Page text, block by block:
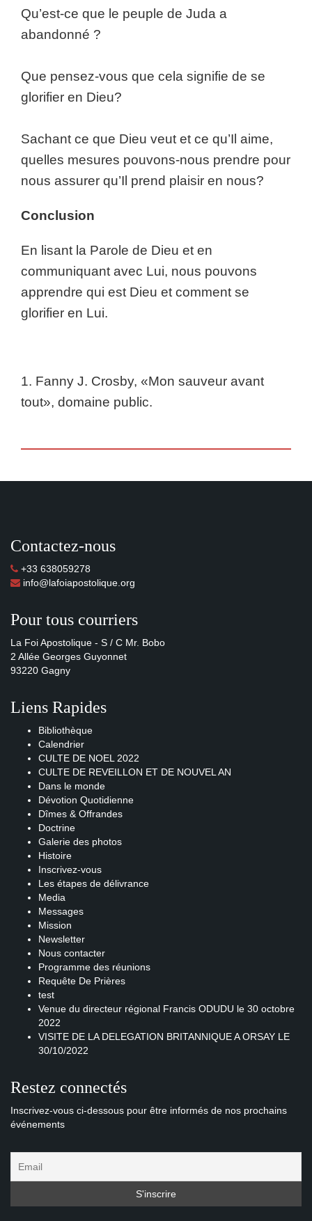
Qu’est-ce que le peuple de Juda a
abandonné ?
Que pensez-vous que cela signifie de se
glorifier en Dieu?
Sachant ce que Dieu veut et ce qu’Il aime,
quelles mesures pouvons-nous prendre pour
nous assurer qu’Il prend plaisir en nous?
Conclusion
En lisant la Parole de Dieu et en
communiquant avec Lui, nous pouvons
apprendre qui est Dieu et comment se
glorifier en Lui.
1. Fanny J. Crosby, «Mon sauveur avant
tout», domaine public.
Contactez-nous
+33 638059278
info@lafoiapostolique.org
Pour tous courriers
La Foi Apostolique - S / C Mr. Bobo
2 Allée Georges Guyonnet
93220 Gagny
Liens Rapides
Bibliothèque
Calendrier
CULTE DE NOEL 2022
CULTE DE REVEILLON ET DE NOUVEL AN
Dans le monde
Dévotion Quotidienne
Dîmes & Offrandes
Doctrine
Galerie des photos
Histoire
Inscrivez-vous
Les étapes de délivrance
Media
Messages
Mission
Newsletter
Nous contacter
Programme des réunions
Requête De Prières
test
Venue du directeur régional Francis ODUDU le 30 octobre
2022
VISITE DE LA DELEGATION BRITANNIQUE A ORSAY LE
30/10/2022
Restez connectés
Inscrivez-vous ci-dessous pour être informés de nos prochains
événements